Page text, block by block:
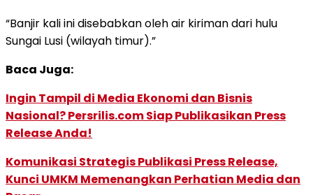
“Banjir kali ini disebabkan oleh air kiriman dari hulu
Sungai Lusi (wilayah timur).”
Baca Juga:
Ingin Tampil di Media Ekonomi dan Bisnis
Nasional? Persrilis.com Siap Publikasikan Press
Release Anda!
Komunikasi Strategis Publikasi Press Release,
Kunci UMKM Memenangkan Perhatian Media dan